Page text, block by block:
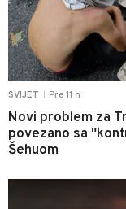
SVIJET Pre 11 h
Novi problem za
povezano sa
Šehuom